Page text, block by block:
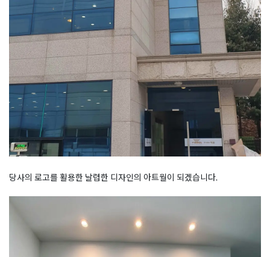
당사의 로고를 활용한 날렵한 디자인의 아트월이 되겠습니다.